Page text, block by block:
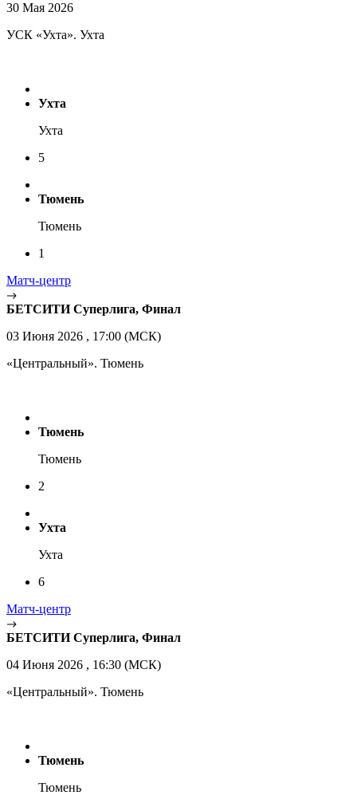
30 Мая 2026
УСК «Ухта». Ухта
Ухта
Ухта
5
Тюмень
Тюмень
1
Матч-центр
БЕТСИТИ Суперлига, Финал
03 Июня 2026 , 17:00 (МСК)
«Центральный». Тюмень
Тюмень
Тюмень
2
Ухта
Ухта
6
Матч-центр
БЕТСИТИ Суперлига, Финал
04 Июня 2026 , 16:30 (МСК)
«Центральный». Тюмень
Тюмень
Тюмень